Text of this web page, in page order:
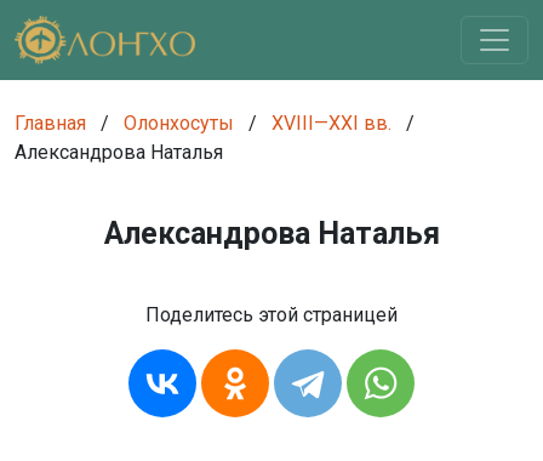
Главная / Олонхосуты / XVIII—XXI вв.
/
Александрова Наталья
Александрова Наталья
Поделитесь этой страницей